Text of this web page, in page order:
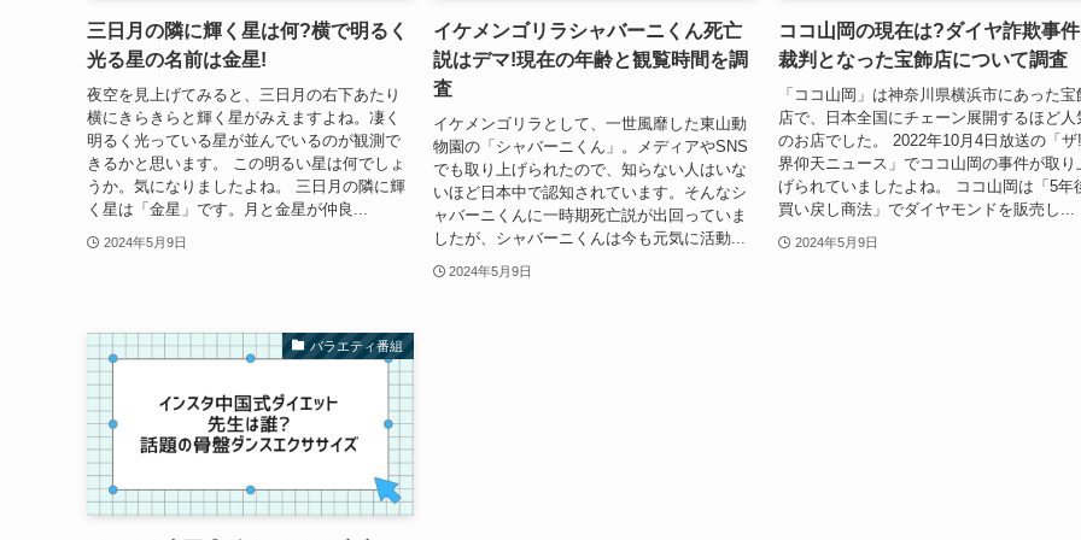
三日月の隣に輝く星は何?横で明るく
光る星の名前は金星!
夜空を見上げてみると、三日月の右下あたり
横にきらきらと輝く星がみえますよね。凄く
明るく光っている星が並んでいるのが観測で
きるかと思います。 この明るい星は何でしょ
うか。気になりましたよね。 三日月の隣に輝
く星は「金星」です。月と金星が仲良...
2024年5月9日
イケメンゴリラシャバーニくん死亡
説はデマ!現在の年齢と観覧時間を調
査
イケメンゴリラとして、一世風靡した東山動
物園の「シャバーニくん」。メディアやSNS
でも取り上げられたので、知らない人はいな
いほど日本中で認知されています。そんなシ
ャバーニくんに一時期死亡説が出回っていま
したが、シャバーニくんは今も元気に活動...
2024年5月9日
ココ山岡の現在は?ダイヤ詐欺事
裁判となった宝飾店について調査
「ココ山岡」は神奈川県横浜市にあった宝
店で、日本全国にチェーン展開するほど人
のお店でした。 2022年10月4日放送の「ザ
界仰天ニュース」でココ山岡の事件が取り
げられていましたよね。 ココ山岡は「5年
買い戻し商法」でダイヤモンドを販売し...
2024年5月9日
バラエティ番組